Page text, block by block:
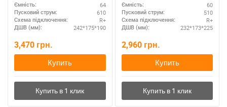
Ємність: 64
Пусковий струм: 610
Схема підключення: R+
ДШВ (мм): 242*175*190
3,470 грн.
Купить
Ємність: 60
Пусковий струм: 510
Схема підключення: R+
ДШВ (мм): 232*173*225
2,960 грн.
Купить